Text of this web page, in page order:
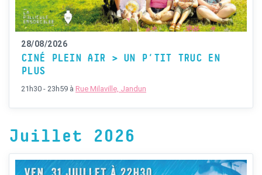
28/08/2026
CINÉ PLEIN AIR > UN P’TIT TRUC EN
PLUS
21h30 - 23h59 à Rue Milaville, Jandun
Juillet 2026